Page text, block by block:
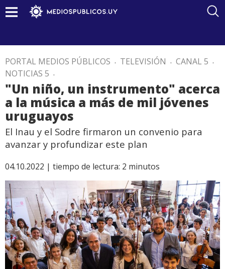
PORTAL MEDIOS PÚBLICOS . TELEVISIÓN . CANAL 5 .
NOTICIAS 5 .
"Un niño, un instrumento" acerca
a la música a más de mil jóvenes
uruguayos
El Inau y el Sodre firmaron un convenio para
avanzar y profundizar este plan
04.10.2022 | tiempo de lectura: 2 minutos